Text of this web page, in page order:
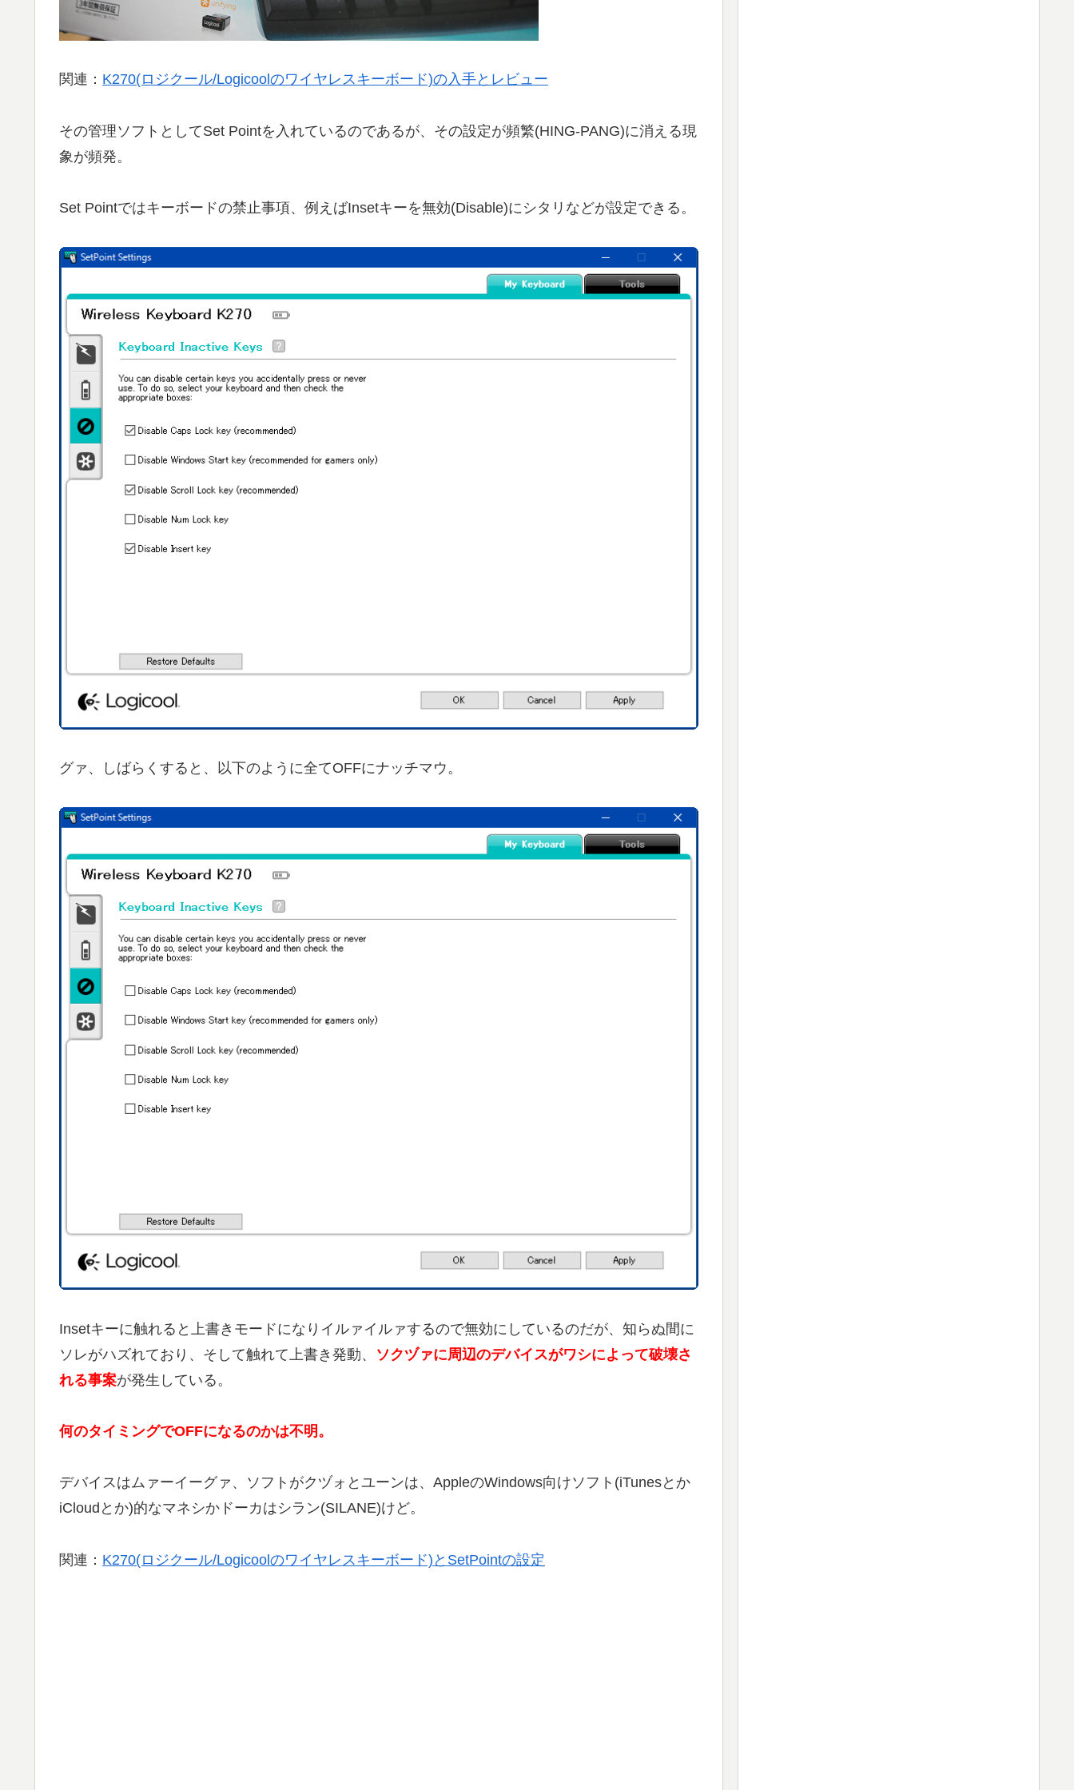
関連： K270(ロジクール/Logicoolのワイヤレスキーボード)の入手とレビュー
その管理ソフトとしてSet Pointを入れているのであるが、その設定が頻繁(HING-PANG)に消える現
象が頻発。
Set Pointではキーボードの禁止事項、例えばInsetキーを無効(Disable)にシタリなどが設定できる。
グァ、しばらくすると、以下のように全てOFFにナッチマウ。
Insetキーに触れると上書きモードになりイルァイルァするので無効にしているのだが、知らぬ間に
ソレがハズれており、そして触れて上書き発動、 ソクヅァに周辺のデバイスがワシによって破壊さ
れる事案が発生している。
何のタイミングでOFFになるのかは不明。
デバイスはムァーイーグァ、ソフトがクヅォとユーンは、AppleのWindows向けソフト(iTunesとか
iCloudとか)的なマネシかドーカはシラン(SILANE)けど。
関連： K270(ロジクール/Logicoolのワイヤレスキーボード)とSetPointの設定